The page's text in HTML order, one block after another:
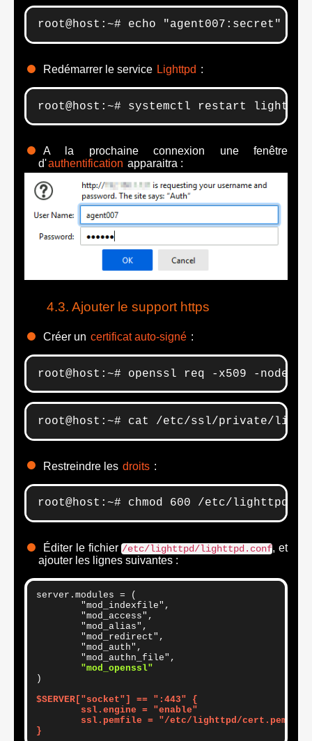
root@host:~# echo "agent007:secret"
Redémarrer le service Lighttpd :
root@host:~# systemctl restart
A la prochaine connexion une fenêtre
d'authentification apparaitra :
Ajouter le support https
Créer un certificat auto-signé :
root@host:~# openssl req -x509 -
root@host:~# cat /etc/ssl/private/
Restreindre les droits :
root@host:~# chmod 600 /etc/lighttpd/
Éditer le fichier/etc/lighttpd/lighttpd.conf, et
ajouter les lignes suivantes :
server.modules = (
"mod_openssl"
)
$SERVER["socket"] == ":443" {
}